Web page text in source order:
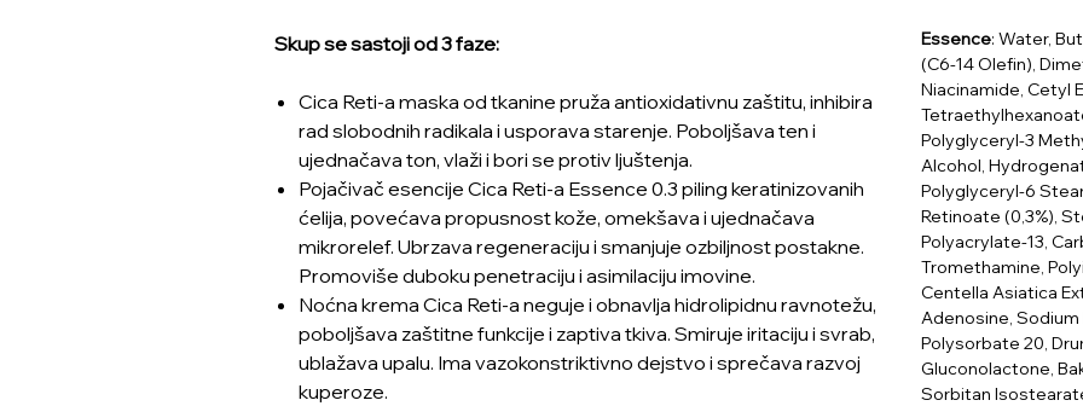
Skup se sastoji od 3 faze:
Cica Reti-a maska od tkanine pruža antioxidativnu zaštitu, inhibira
rad slobodnih radikala i usporava starenje. Poboljšava ten i
ujednačava ton, vlaži i bori se protiv ljuštenja.
Pojačivač esencije Cica Reti-a Essence 0.3 piling keratinizovanih
ćelija, povećava propusnost kože, omekšava i ujednačava
mikrorelef. Ubrzava regeneraciju i smanjuje ozbiljnost postakne.
Promoviše duboku penetraciju i asimilaciju imovine.
Noćna krema Cica Reti-a neguje i obnavlja hidrolipidnu ravnotežu,
poboljšava zaštitne funkcije i zaptiva tkiva. Smiruje iritaciju i svrab,
ublažava upalu. Ima vazokonstriktivno dejstvo i sprečava razvoj
kuperoze.
Essence: Water,
(C6-14 Olefin),
Niacinamide, Cetyl
Polyglyceryl-3
Alcohol,
Polyglyceryl-6
Retinoate (0,3%),
Polyacrylate-13,
Tromethamine,
Centella Asiatica
Adenosine,
Polysorbate 20,
Gluconolactone,
Sorbitan